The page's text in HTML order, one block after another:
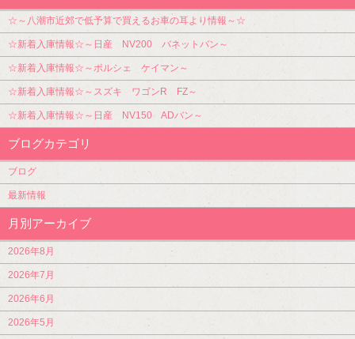
☆～八潮市近郊で低予算で買えるお車の耳より情報～☆
☆新着入庫情報☆～日産 NV200 バネットバン～
☆新着入庫情報☆～ポルシェ ケイマン～
☆新着入庫情報☆～スズキ ワゴンR FZ～
☆新着入庫情報☆～日産 NV150 ADバン～
ブログカテゴリ
ブログ
最新情報
月別アーカイブ
2026年8月
2026年7月
2026年6月
2026年5月